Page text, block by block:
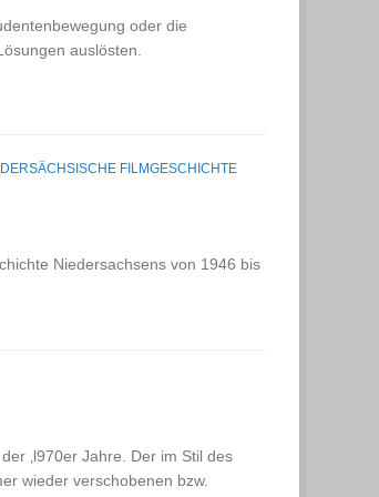
oder die
auslösten.
FILMGESCHICHTE
Niedersachsens von 1946 bis
‚l970er Jahre. Der im Stil des
wieder verschobenen bzw.